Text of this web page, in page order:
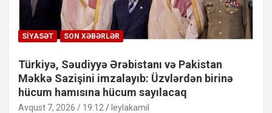
SIYASƏT SON XƏBƏRLƏR
Türkiyə, Səudiyyə Ərəbistanı və Pakistan
Məkkə Sazişini imzalayıb: Üzvlərdən birinə
hücum hamısına hücum sayılacaq
Avqust 7, 2026 / 19:12 leylakamil